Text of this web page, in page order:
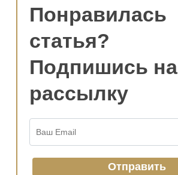
Понравилась
статья?
Подпишись на
рассылку